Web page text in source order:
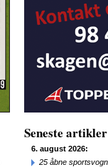
Seneste artikler
6. august 2026:
25 åbne